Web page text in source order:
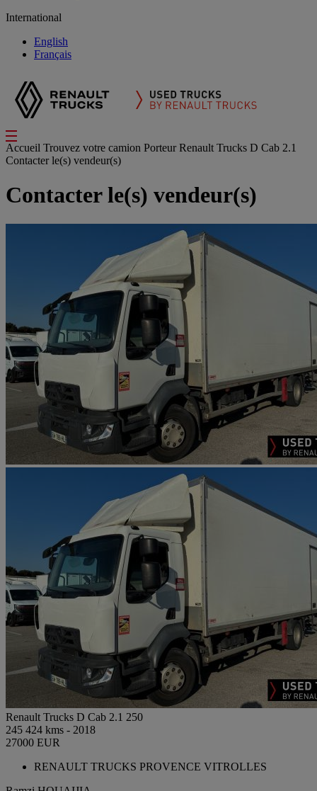
International
English
Français
Accueil Trouvez votre camion PorteurRenault Trucks D Cab 2.1
Contacter le(s) vendeur(s)
Contacter le(s) vendeur(s)
Renault Trucks D Cab 2.1 250
245 424 kms - 2018
27000 EUR
RENAULT TRUCKS PROVENCE VITROLLES